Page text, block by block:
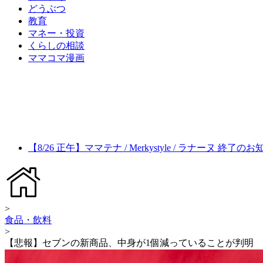
どうぶつ
教育
マネー・投資
くらしの相談
ママコマ漫画
【8/26 正午】ママテナ / Merkystyle / ラナーヌ 終了のお
>
食品・飲料
>
【悲報】セブンの新商品、中身が1個減っていることが判明